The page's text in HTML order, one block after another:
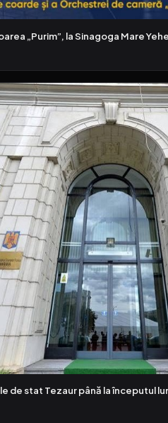
„Purim”, la Sinagoga Mare
de stat Tezaur până la începutul